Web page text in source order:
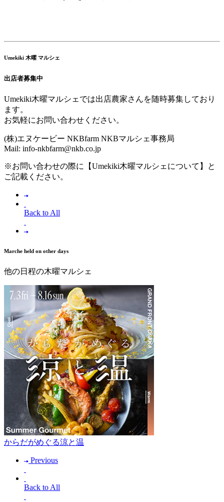
Umekiki 木曜 マルシェ
出店者募集中
Umekiki木曜マルシェでは出店農家さんを随時募集しており
ます。
お気軽にお問い合わせください。
(株)エヌケービー NKBfarm NKBマルシェ事務局
Mail: info-nkbfarm@nkb.co.jp
※お問い合わせの際に【Umekiki木曜マルシェについて】と
ご記載ください。
Back to All
Marche held on other days
他の日程の木曜マルシェ
からだがめぐる涼と温
Previous
Back to All